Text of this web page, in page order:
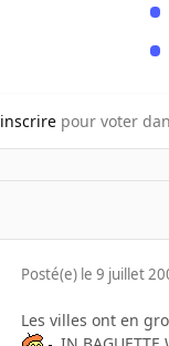
inscrire pour voter
Posté(e) le 9 juillet
Les villes ont en